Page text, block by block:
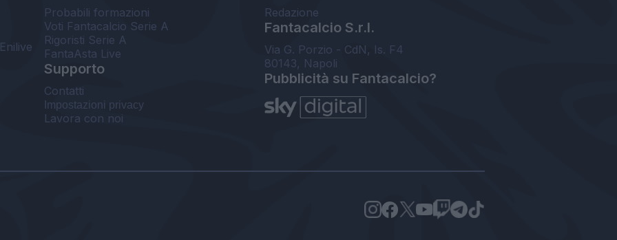
Probabili formazioni
Voti Fantacalcio Serie A
Rigoristi Serie A
FantaAsta Live
Supporto
Contatti
Impostazioni privacy
Lavora con noi
Redazione
Fantacalcio S.r.l.
Via G. Porzio - CdN, Is. F4
80143, Napoli
Pubblicità su Fantacalcio?